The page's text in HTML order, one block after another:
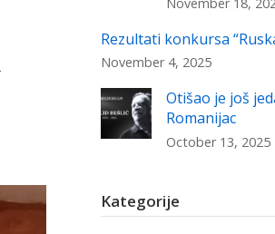
Rezultati konkursa
November 4, 2025
Otišao je još
Romanijac
October 13, 2025
Kategorije